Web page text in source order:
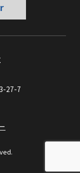
27-7